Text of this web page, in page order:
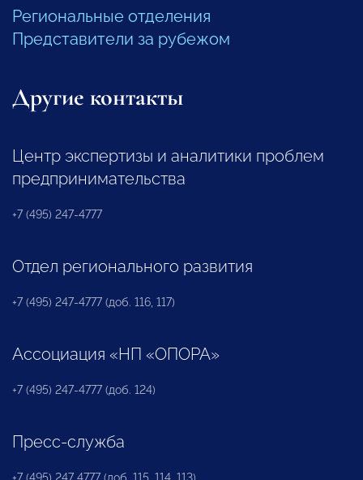
Региональные отделения
Представители за рубежом
Другие контакты
Центр экспертизы и аналитики проблем
предпринимательства
+7 (495) 247-4777
Отдел регионального развития
+7 (495) 247-4777 (доб. 116, 117)
Ассоциация «НП «ОПОРА»
+7 (495) 247-4777 (доб. 124)
Пресс-служба